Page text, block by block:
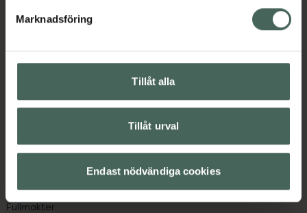
Marknadsföring
Tillåt alla
Tillåt urval
Endast nödvändiga cookies
Kundservice
Vanliga frågor
Hitta apotek
Leverans, betalning och retur
App
Om recept och läkemedel
Fullmakter